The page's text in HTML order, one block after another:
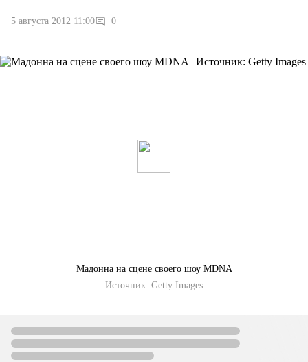
5 августа 2012 11:00 0
Мадонна на сцене своего шоу MDNA
Источник: Getty Images